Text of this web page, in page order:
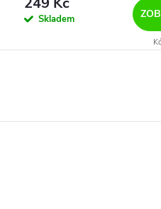
Skladem